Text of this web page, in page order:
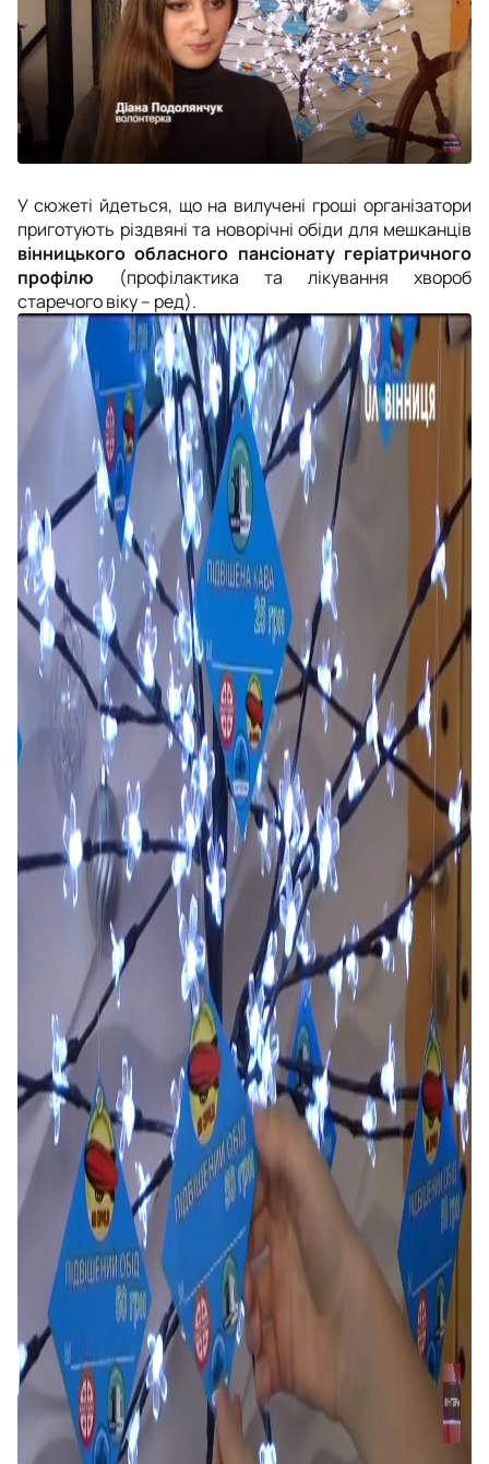
У сюжеті йдеться, що на вилучені гроші організатори
приготують різдвяні та новорічні обіди для мешканців
вінницького обласного пансіонату геріатричного
профілю (профілактика та лікування хвороб
старечого віку – ред).